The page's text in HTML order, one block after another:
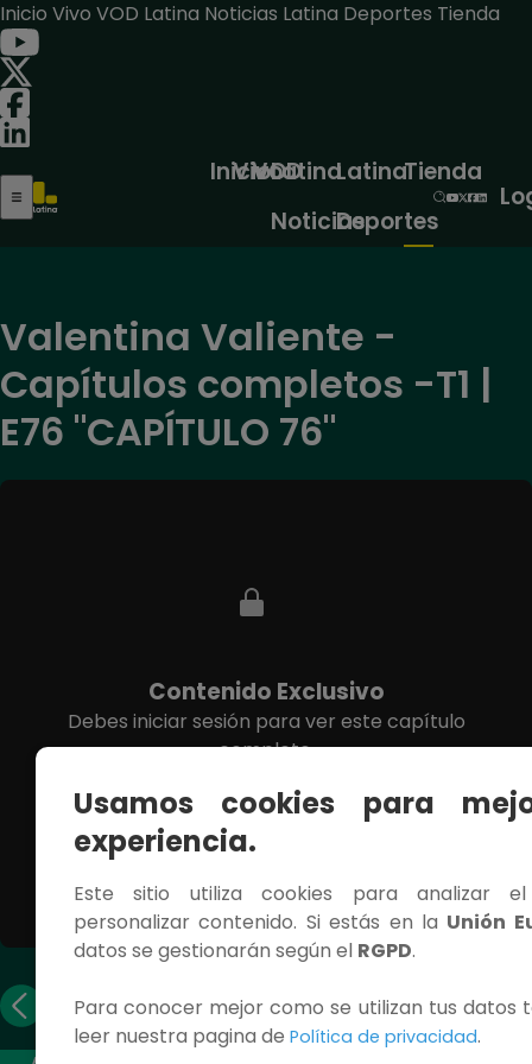
Inicio Vivo VOD Latina Noticias Latina Deportes Tienda
Inicio
Vivo
VOD
Latina
Noticias
Latina
Deportes
Tienda
Valentina Valiente -
Capítulos completos -T1 |
E76 "CAPÍTULO 76"
Contenido Exclusivo
Debes iniciar sesión para ver este capítulo
completo.
INICIAR SESIÓN
anterior
siguiente
Usamos cookies para
experiencia.
Este sitio utiliza cookies para analizar
personalizar contenido. Si estás en la Unión
datos se gestionarán según el RGPD.
Para conocer mejor como se utilizan tus datos
leer nuestra pagina de Política de privacidad.